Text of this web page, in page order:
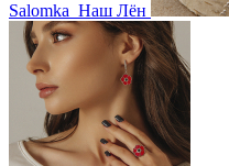
Salomka Наш Лён